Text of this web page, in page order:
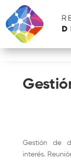
Gestión de
interés.